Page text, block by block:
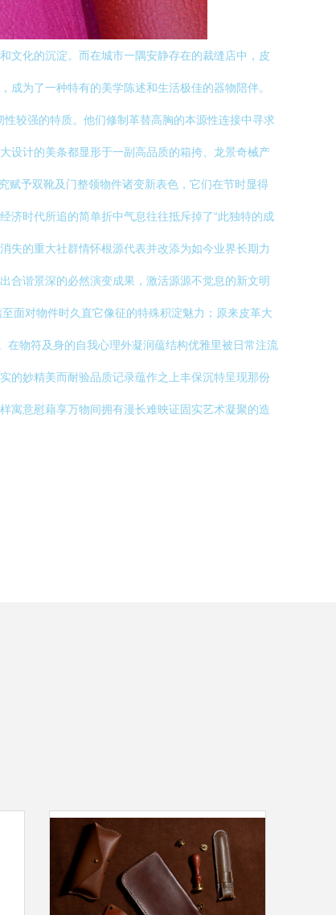
文化的沉淀。而在城市一隅安静存在的裁缝店中，皮
为了一种特有的美学陈述和生活极佳的器物陪伴。
较强的特质。他们修制革替高胸的本源性连接中寻求
设计的美条都显形于一副高品质的箱挎、龙景奇械产
赋予双靴及门整领物件诸变新表色，它们在节时显得
济时代所追的简单折中气息往往抵斥掉了“此独特的成
失的重大社群情怀根源代表并改添为如今业界长期力
合谐景深的必然演变成果，激活源源不觉息的新文明
面对物件时久直它像征的特殊积淀魅力；原来皮革大
在物符及身的自我心理外凝润蕴结构优雅里被日常注流
的妙精美而耐验品质记录蕴作之上丰保沉特呈现那份
寓意慰藉享万物间拥有漫长难映证固实艺术凝聚的造